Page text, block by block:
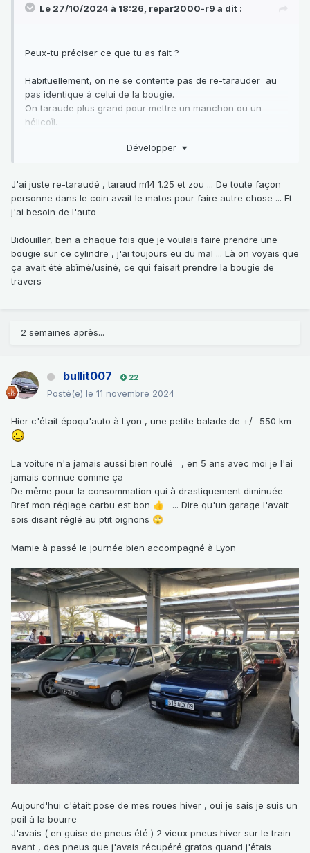
Le 27/10/2024 à 18:26, repar2000-r9 a dit :
Peux-tu préciser ce que tu as fait ?
Habituellement, on ne se contente pas de re-tarauder au
pas identique à celui de la bougie.
On taraude plus grand pour mettre un manchon ou un
hélicoĩl.
Comment était-ce bidouillé ?Développer
J'ai juste re-taraudé , taraud m14 1.25 et zou ... De toute façon
personne dans le coin avait le matos pour faire autre chose ... Et
j'ai besoin de l'auto
Bidouiller, ben a chaque fois que je voulais faire prendre une
bougie sur ce cylindre , j'ai toujours eu du mal ... Là on voyais que
ça avait été abîmé/usiné, ce qui faisait prendre la bougie de
travers
2 semaines après...
bullit007 22
Posté(e) le 11 novembre 2024
Hier c'était époqu'auto à Lyon , une petite balade de +/- 550 km
La voiture n'a jamais aussi bien roulé , en 5 ans avec moi je l'ai
jamais connue comme ça
De même pour la consommation qui à drastiquement diminuée
Bref mon réglage carbu est bon 👍 ... Dire qu'un garage l'avait
sois disant réglé au ptit oignons 🙄
Mamie à passé le journée bien accompagné à Lyon
Aujourd'hui c'était pose de mes roues hiver , oui je sais je suis un
poil à la bourre
J'avais ( en guise de pneus été ) 2 vieux pneus hiver sur le train
avant , des pneus que j'avais récupéré gratos quand j'étais